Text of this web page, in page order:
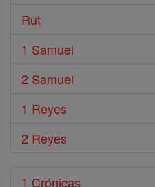
Rut
1 Samuel
2 Samuel
1 Reyes
2 Reyes
1 Crónicas